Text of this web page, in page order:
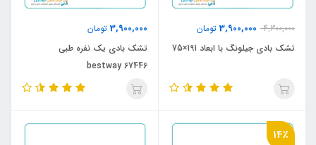
4,300,000
3,900,000 تومان
تشک بادی جیلونگ با ابعاد 191×75
3,900,000 تومان
تشک بادی یک نفره طبی
bestway 67446
14٪